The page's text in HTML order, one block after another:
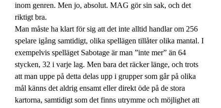
inom genren. Men jo, absolut. MAG gör sin sak, och det
riktigt bra.
Man måste ha klart för sig att det inte alltid handlar om 256
spelare igång samtidigt, olika spellägen tillåter olika mantal. I
exempelvis spelläget Sabotage är man ”inte mer” än 64
stycken, 32 i varje lag. Men bara det räcker länge, och trots
att man uppe på detta delas upp i grupper som går på olika
mål känns det aldrig ensamt eller direkt öde på de stora
kartorna, samtidigt som det finns utrymme och möjlighet att